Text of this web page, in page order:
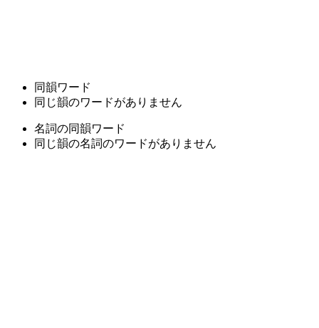
同韻ワード
同じ韻のワードがありません
名詞の同韻ワード
同じ韻の名詞のワードがありません